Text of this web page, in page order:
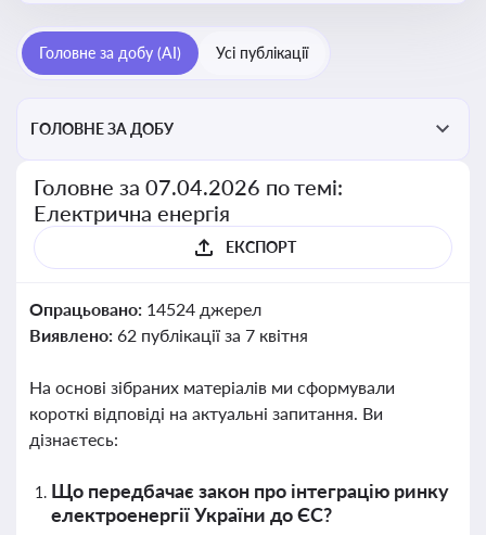
Головне за добу (AI) Усі публікації
ГОЛОВНЕ ЗА ДОБУ
Головне за 07.04.2026 по темі:
Електрична енергія
ЕКСПОРТ
Опрацьовано: 14524 джерел
Виявлено: 62 публікації за 7 квітня
На основі зібраних матеріалів ми сформували
короткі відповіді на актуальні запитання. Ви
дізнаєтесь:
Що передбачає закон про інтеграцію ринку
електроенергії України до ЄС?